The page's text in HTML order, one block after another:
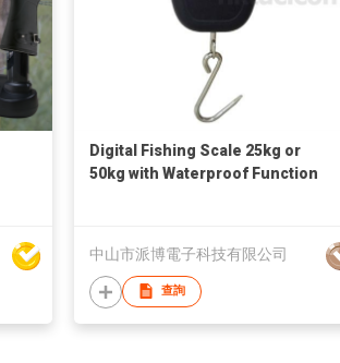
Digital Fishing Scale 25kg or
50kg with Waterproof Function
中山市派博電子科技有限公司
查詢